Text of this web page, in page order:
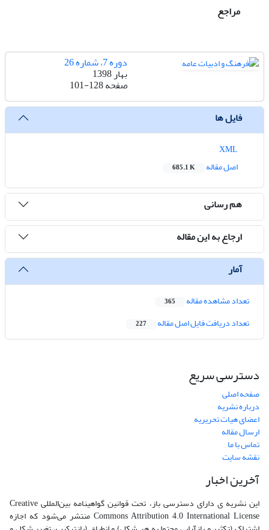
مراجع
دوره 7، شماره 26
بهار 1398
صفحه101-128
فایل ها
اصل مقاله
685.1 K
هم رسانی
ارجاع به این مقاله
آمار
تعداد مشاهده مقاله 365
تعداد دریافت فایل اصل مقاله 227
دسترسی سریع
صفحه اصلی
درباره نشریه
اعضای هیات تحریریه
ارسال مقاله
تماس با ما
نقشه سایت
آخرین اخبار
این نشریه ی دارای دسترسی باز، تحت قوانین گواهینامه بین‌المللی Creative
Commons Attribution 4.0 International License منتشر می‌شود که اجازه